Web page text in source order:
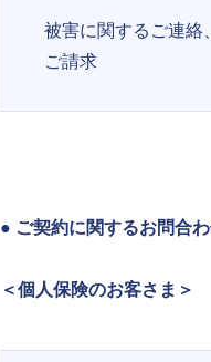
被害に関するご連絡
ご請求
● ご契約に関するお問合
＜個人保険のお客さま＞